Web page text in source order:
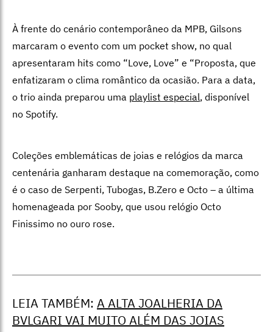
À frente do cenário contemporâneo da MPB, Gilsons
marcaram o evento com um pocket show, no qual
apresentaram hits como “Love, Love” e “Proposta, que
enfatizaram o clima romântico da ocasião. Para a data,
o trio ainda preparou uma playlist especial, disponível
no Spotify.
Coleções emblemáticas de joias e relógios da marca
centenária ganharam destaque na comemoração, como
é o caso de Serpenti, Tubogas, B.Zero e Octo – a última
homenageada por Sooby, que usou relógio Octo
Finissimo no ouro rose.
LEIA TAMBÉM: A ALTA JOALHERIA DA
BVLGARI VAI MUITO ALÉM DAS JOIAS